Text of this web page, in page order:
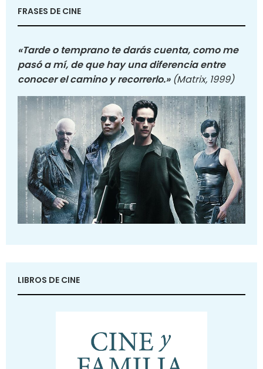
FRASES DE CINE
«Tarde o temprano te darás cuenta, como me
pasó a mí, de que hay una diferencia entre
conocer el camino y recorrerlo.» (Matrix, 1999)
LIBROS DE CINE